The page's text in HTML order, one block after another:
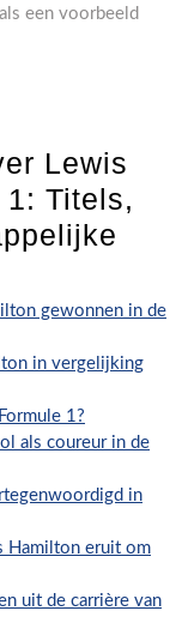
een voorbeeld
Lewis
Titels,
gewonnen in de
in vergelijking
1?
als coureur in de
in
Hamilton eruit om
uit de carrière van